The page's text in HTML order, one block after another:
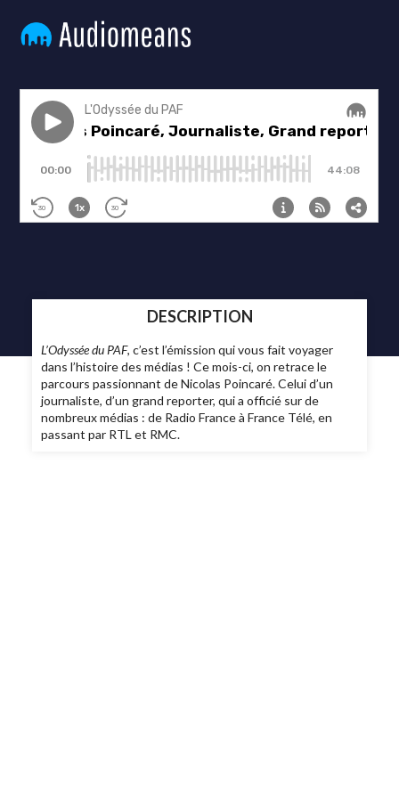
DESCRIPTION
L’Odyssée du PAF, c’est l’émission qui vous fait voyager
dans l’histoire des médias ! Ce mois-ci, on retrace le
parcours passionnant de Nicolas Poincaré. Celui d’un
journaliste, d’un grand reporter, qui a officié sur de
nombreux médias : de Radio France à France Télé, en
passant par RTL et RMC.